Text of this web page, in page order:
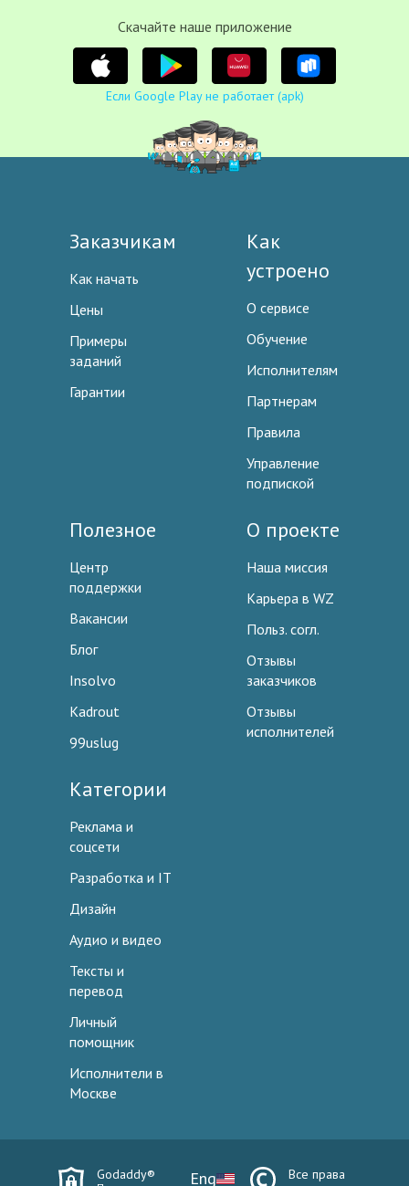
Cкачайте наше приложение
Если Google Play не работает (apk)
Заказчикам
Как начать
Цены
Примеры
заданий
Гарантии
Как
устроено
О сервисе
Обучение
Исполнителям
Партнерам
Правила
Управление
подпиской
Полезное
Центр
поддержки
Вакансии
Блог
Insolvo
Kadrout
99uslug
О проекте
Наша миссия
Карьера в WZ
Польз. согл.
Отзывы
заказчиков
Отзывы
исполнителей
Категории
Реклама и
соцсети
Разработка и IT
Дизайн
Аудио и видео
Тексты и
перевод
Личный
помощник
Исполнители в
Москве
Godaddy® Eng
Все права